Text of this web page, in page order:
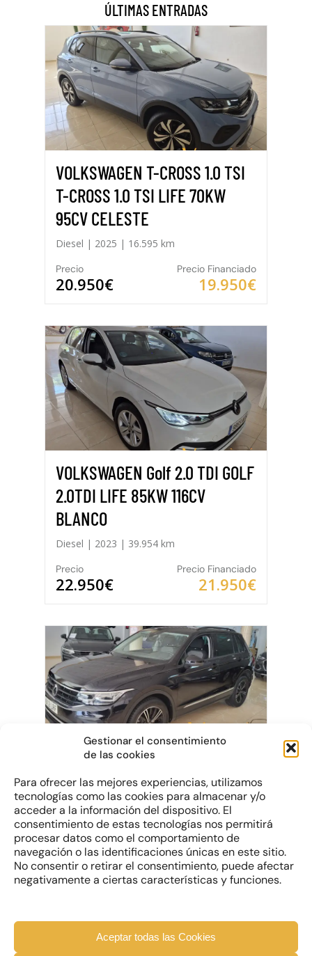
Gestionar el consentimiento
de las cookies
Para ofrecer las mejores experiencias, utilizamos
tecnologías como las cookies para almacenar y/o
acceder a la información del dispositivo. El
consentimiento de estas tecnologías nos permitirá
procesar datos como el comportamiento de
navegación o las identificaciones únicas en este sitio.
No consentir o retirar el consentimiento, puede afectar
negativamente a ciertas características y funciones.
Aceptar todas las Cookies
ÚLTIMAS ENTRADAS
VOLKSWAGEN T-CROSS 1.0 TSI
T-CROSS 1.0 TSI LIFE 70KW
95CV CELESTE
Diesel | 2025 | 16.595 km
Precio
20.950€
Precio Financiado
19.950€
VOLKSWAGEN Golf 2.0 TDI GOLF
2.0TDI LIFE 85KW 116CV
BLANCO
Diesel | 2023 | 39.954 km
Precio
22.950€
Precio Financiado
21.950€
VOLKSWAGEN Tiguan 2.0TDI
LIFE DSG 150CV NEGRO
Diesel | 2021 | 40.656 km
Precio
28.950€
Precio Financiado
27.950€